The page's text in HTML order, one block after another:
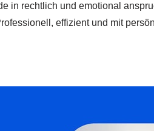
in rechtlich und emotional
effizient und mit